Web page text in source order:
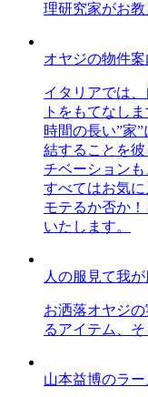
理研究家がお教
オヤジの物件案
イタリアでは
トをもてなし
時間の長い”家
結することを
チベーションも
すべてはお気
モテるか否か
いたします。
人の服見て我
お洒落オヤジ
るアイテム、
山本益博のラー